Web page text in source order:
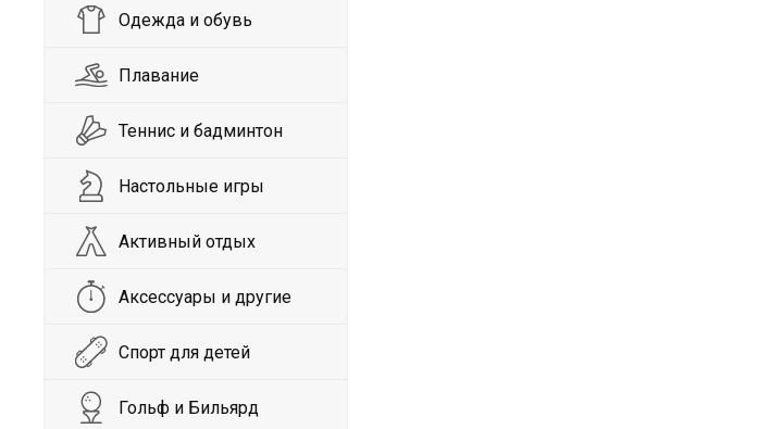
Одежда и обувь
Плавание
Теннис и бадминтон
Настольные игры
Активный отдых
Аксессуары и другие
Спорт для детей
Гольф и Бильярд